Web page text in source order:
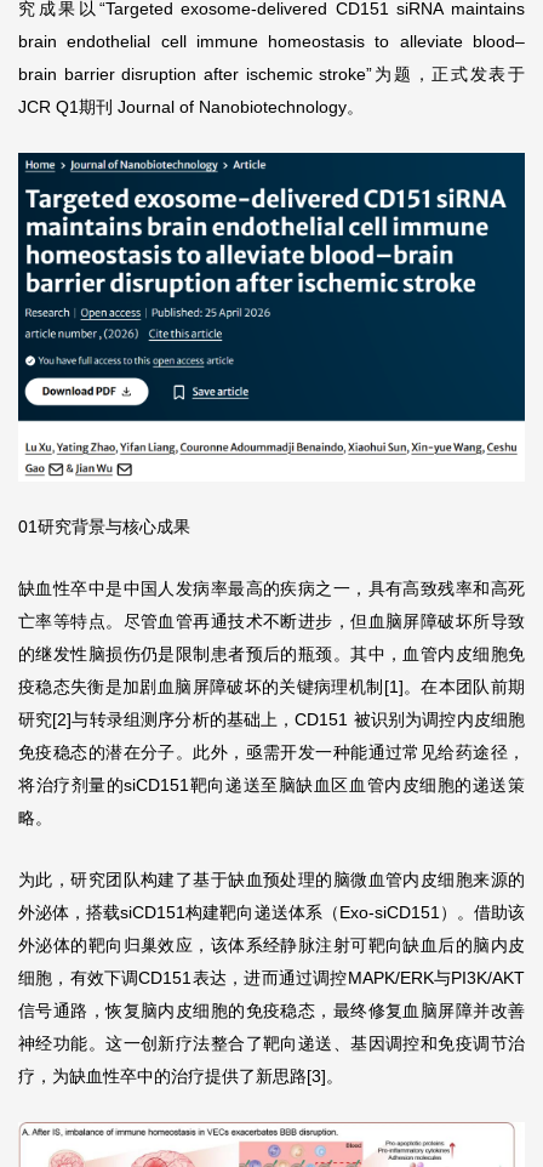
究成果以“Targeted exosome-delivered CD151 siRNA maintains
brain endothelial cell immune homeostasis to alleviate blood–
brain barrier disruption after ischemic stroke”为题，正式发表于
JCR Q1期刊 Journal of Nanobiotechnology。
01研究背景与核心成果
缺血性卒中是中国人发病率最高的疾病之一，具有高致残率和高死
亡率等特点。尽管血管再通技术不断进步，但血脑屏障破坏所导致
的继发性脑损伤仍是限制患者预后的瓶颈。其中，血管内皮细胞免
疫稳态失衡是加剧血脑屏障破坏的关键病理机制[1]。在本团队前期
研究[2]与转录组测序分析的基础上，CD151 被识别为调控内皮细胞
免疫稳态的潜在分子。此外，亟需开发一种能通过常见给药途径，
将治疗剂量的siCD151靶向递送至脑缺血区血管内皮细胞的递送策
略。
为此，研究团队构建了基于缺血预处理的脑微血管内皮细胞来源的
外泌体，搭载siCD151构建靶向递送体系（Exo-siCD151）。借助该
外泌体的靶向归巢效应，该体系经静脉注射可靶向缺血后的脑内皮
细胞，有效下调CD151表达，进而通过调控MAPK/ERK与PI3K/AKT
信号通路，恢复脑内皮细胞的免疫稳态，最终修复血脑屏障并改善
神经功能。这一创新疗法整合了靶向递送、基因调控和免疫调节治
疗，为缺血性卒中的治疗提供了新思路[3]。